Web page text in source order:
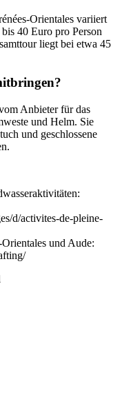
Orientales variiert
40 Euro pro Person
liegt bei etwa 45
Anbieter für das
und Helm. Sie
und geschlossene
d/activites-de-pleine-
und Aude: